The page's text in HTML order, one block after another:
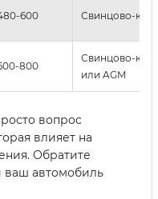
600 Свинцово-
800
Свинцово-
или AGM
вопрос
влияет на
Обратите
ваш автомобиль